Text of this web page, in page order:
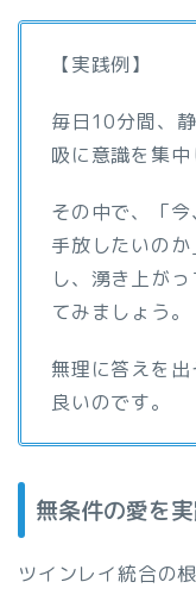
【実践例】
毎日10分間、
吸に意識を集中
その中で、「
手放したいの
し、湧き上が
てみましょう。
無理に答えを
良いのです。
無条件の愛を
ツインレイ統合の